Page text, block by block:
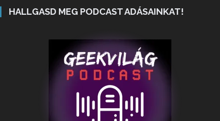
HALLGASD MEG PODCAST ADÁSAINKAT!